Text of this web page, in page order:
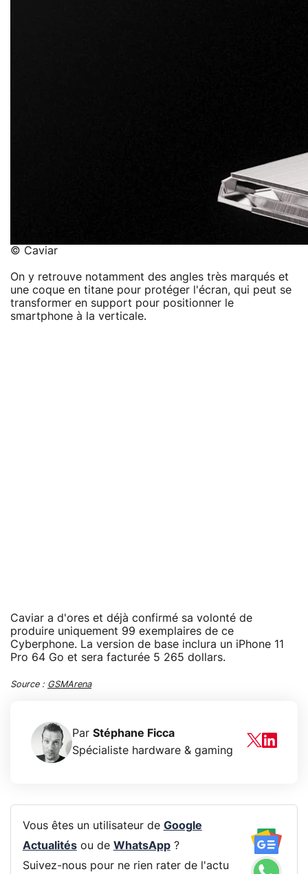
© Caviar
On y retrouve notamment des angles très marqués et
une coque en titane pour protéger l'écran, qui peut se
transformer en support pour positionner le
smartphone à la verticale.
Caviar a d'ores et déjà confirmé sa volonté de
produire uniquement 99 exemplaires de ce
Cyberphone. La version de base inclura un iPhone 11
Pro 64 Go et sera facturée 5 265 dollars.
Source : GSMArena
Par Stéphane Ficca
Spécialiste hardware & gaming
Vous êtes un utilisateur de Google
Actualitésou de WhatsApp?
Suivez-nous pour ne rien rater de l'actu